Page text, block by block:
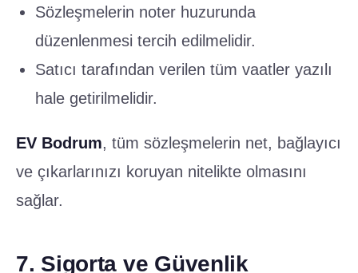
Sözleşmelerin noter huzurunda
düzenlenmesi tercih edilmelidir.
Satıcı tarafından verilen tüm vaatler yazılı
hale getirilmelidir.
EV Bodrum, tüm sözleşmelerin net, bağlayıcı
ve çıkarlarınızı koruyan nitelikte olmasını
sağlar.
7. Sigorta ve Güvenlik